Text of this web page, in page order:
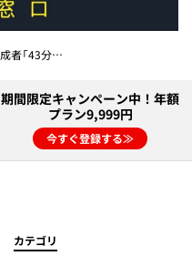
中傷動画スクープ第5弾》
期間限定キャンペーン中！年額
プラン9,999円
今すぐ登録する≫
カテゴリ